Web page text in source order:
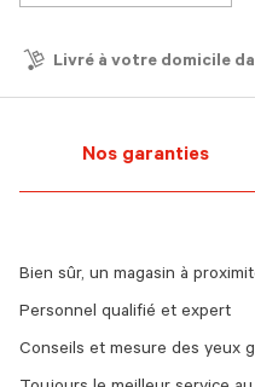
Livré à votre domicile
Nos garanties
Bien sûr, un magasin à
Personnel qualifié et expert
Conseils et mesure des yeux